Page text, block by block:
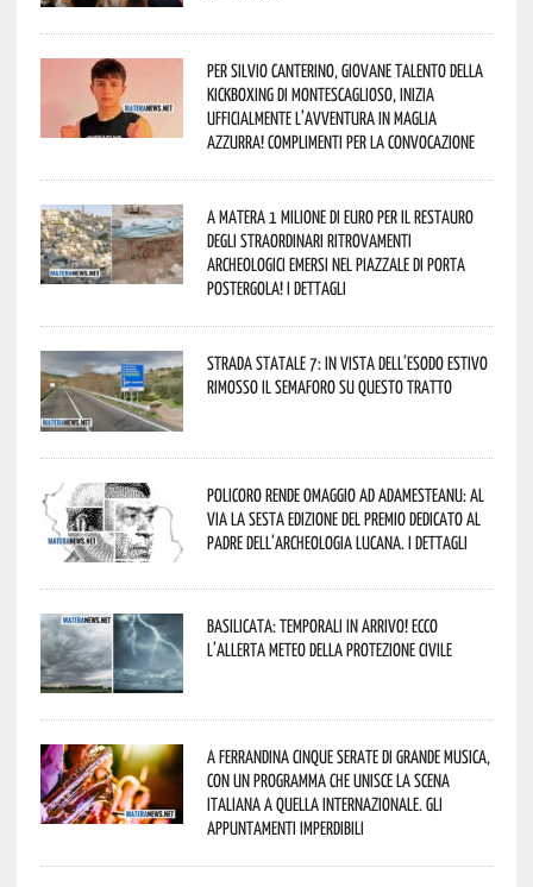
Per Silvio Canterino, giovane talento della
kickboxing di Montescaglioso, inizia
ufficialmente l’avventura in maglia
azzurra! Complimenti per la convocazione
A Matera 1 milione di euro per il restauro
degli straordinari ritrovamenti
archeologici emersi nel piazzale di Porta
Postergola! I dettagli
Strada statale 7: in vista dell’esodo estivo
rimosso il semaforo su questo tratto
Policoro rende omaggio ad Adamesteanu: al
via la sesta edizione del Premio dedicato al
padre dell’archeologia lucana. I dettagli
Basilicata: temporali in arrivo! Ecco
l’allerta meteo della Protezione civile
A Ferrandina cinque serate di grande musica,
con un programma che unisce la scena
italiana a quella internazionale. Gli
appuntamenti imperdibili